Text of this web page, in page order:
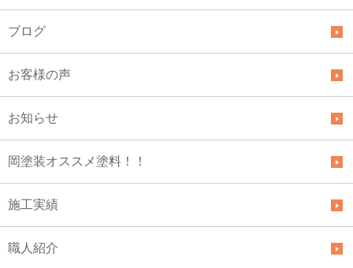
ブログ
お客様の声
お知らせ
岡塗装オススメ塗料！！
施工実績
職人紹介